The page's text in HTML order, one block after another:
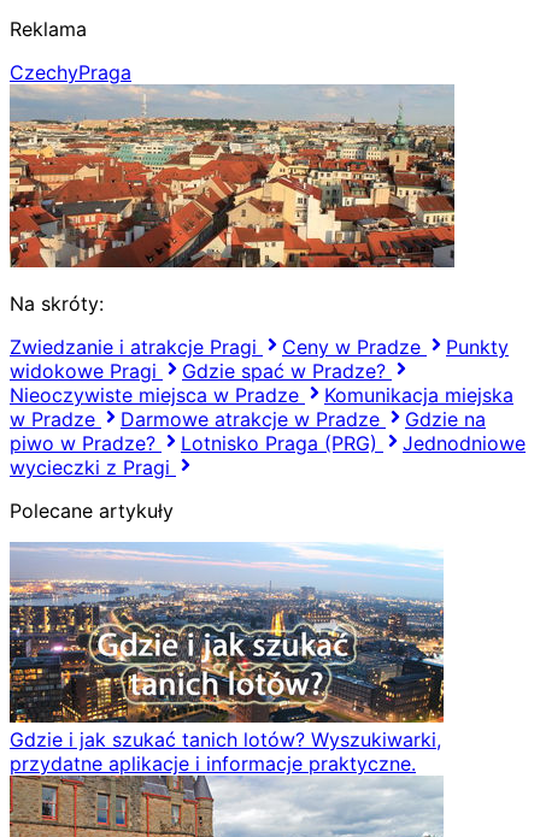
Reklama
CzechyPraga
Na skróty:
Zwiedzanie i atrakcje Pragi
Ceny w Pradze
Punkty
widokowe Pragi
Gdzie spać w Pradze?
Nieoczywiste miejsca w Pradze
Komunikacja miejska
w Pradze
Darmowe atrakcje w Pradze
Gdzie na
piwo w Pradze?
Lotnisko Praga (PRG)
Jednodniowe
wycieczki z Pragi
Polecane artykuły
Gdzie i jak szukać tanich lotów? Wyszukiwarki,
przydatne aplikacje i informacje praktyczne.